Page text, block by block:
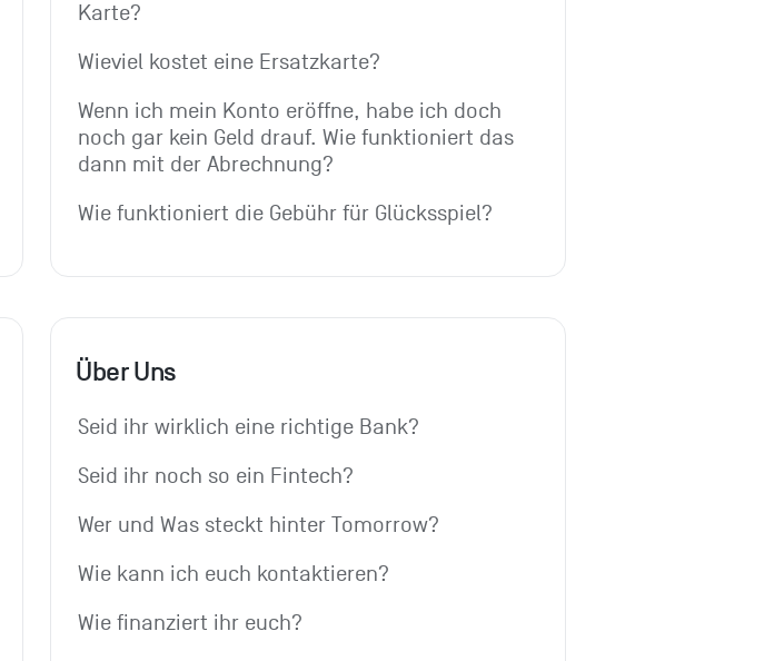
Karte?
Wieviel kostet eine Ersatzkarte?
Wenn ich mein Konto eröffne, habe ich doch
noch gar kein Geld drauf. Wie funktioniert das
dann mit der Abrechnung?
Wie funktioniert die Gebühr für Glücksspiel?
Über Uns
Seid ihr wirklich eine richtige Bank?
Seid ihr noch so ein Fintech?
Wer und Was steckt hinter Tomorrow?
Wie kann ich euch kontaktieren?
Wie finanziert ihr euch?